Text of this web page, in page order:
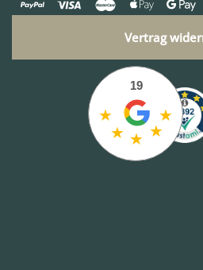
Vertrag
★
★ ★ ★
★
19